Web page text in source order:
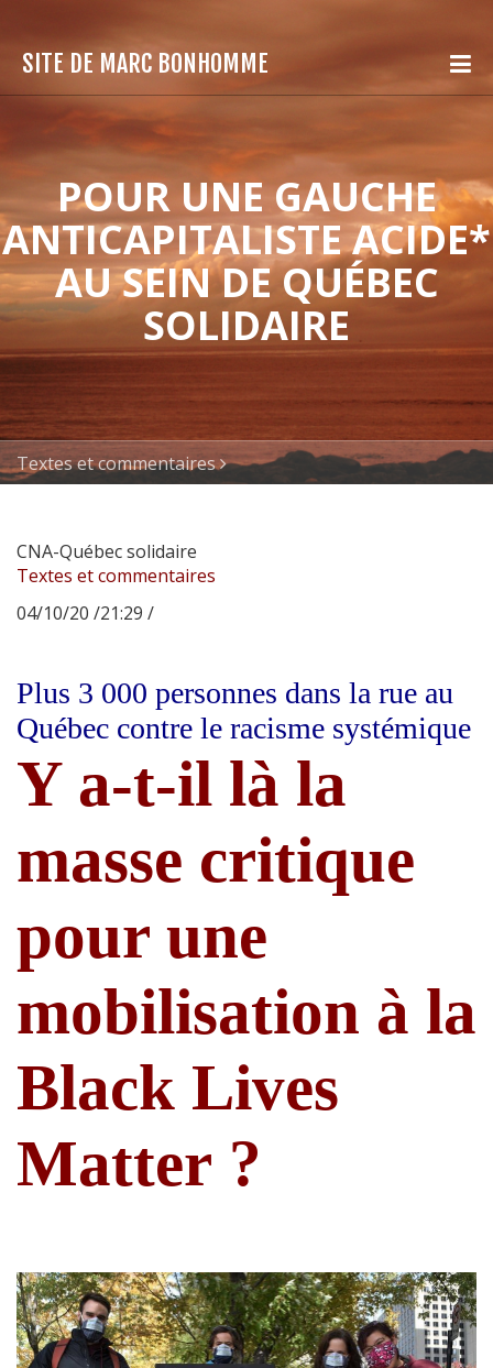
SITE DE MARC BONHOMME
POUR UNE GAUCHE
ANTICAPITALISTE ACIDE*
AU SEIN DE QUÉBEC
SOLIDAIRE
Textes et commentaires
CNA-Québec solidaire
Textes et commentaires
04/10/20 /21:29 /
Plus 3 000 personnes dans la rue au
Québec contre le racisme systémique
Y a-t-il là la
masse critique
pour une
mobilisation à la
Black Lives
Matter ?